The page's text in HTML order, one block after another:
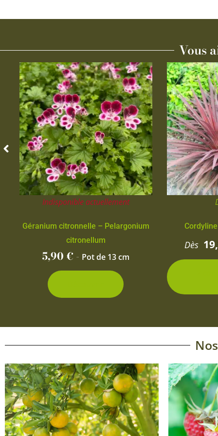
Vous
Indisponible actuellement
Géranium citronnelle – Pelargonium
citronellum
5,90€ - Pot de 13 cm
Dès